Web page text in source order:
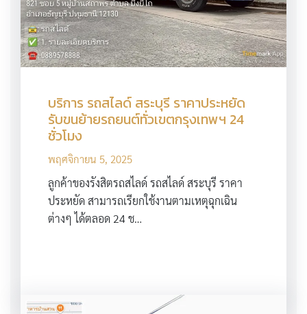
บริการ รถสไลด์ สระบุรี ราคาประหยัด
รับขนย้ายรถยนต์ทั่วเขตกรุงเทพฯ 24
ชั่วโมง
พฤศจิกายน 5, 2025
ลูกค้าของรังสิตรถสไลด์ รถสไลด์ สระบุรี ราคา
ประหยัด สามารถเรียกใช้งานตามเหตุฉุกเฉิน
ต่างๆ ได้ตลอด 24 ช…